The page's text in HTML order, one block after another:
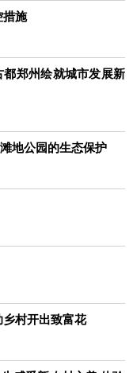
措施
都郑州绘就城市发展新
地公园的生态保护
乡村开出致富花